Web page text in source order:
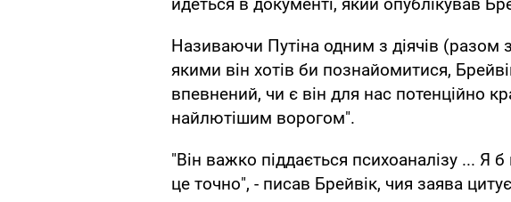
йдеться в документі, який опублікував
Називаючи Путіна одним з діячів
якими він хотів би познайомитися,
впевнений, чи є він для нас потенційно
найлютішим ворогом".
"Він важко піддається психоаналізу ... Я
це точно", - писав Брейвік, чия заява